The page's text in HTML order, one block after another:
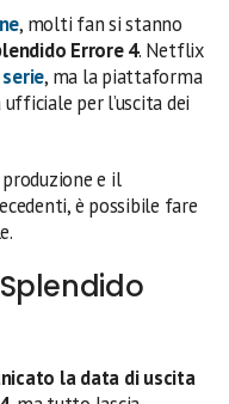
, molti fan si stanno
Errore 4. Netflix
, ma la piattaforma
per l’uscita dei
e il
è possibile fare
la data di uscita